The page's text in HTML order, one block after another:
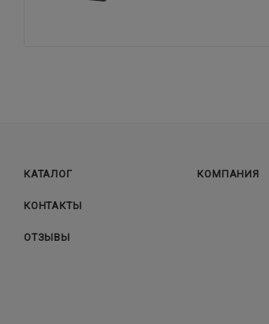
КАТАЛОГ
КОНТАКТЫ
ОТЗЫВЫ
КОМПАНИЯ